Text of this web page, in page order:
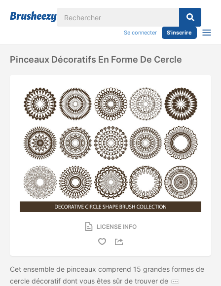
Se connecter S'inscrire
Pinceaux Décoratifs En Forme De Cercle
LICENSE INFO
Cet ensemble de pinceaux comprend 15 grandes formes de
cercle décoratif dont vous êtes sûr de trouver de